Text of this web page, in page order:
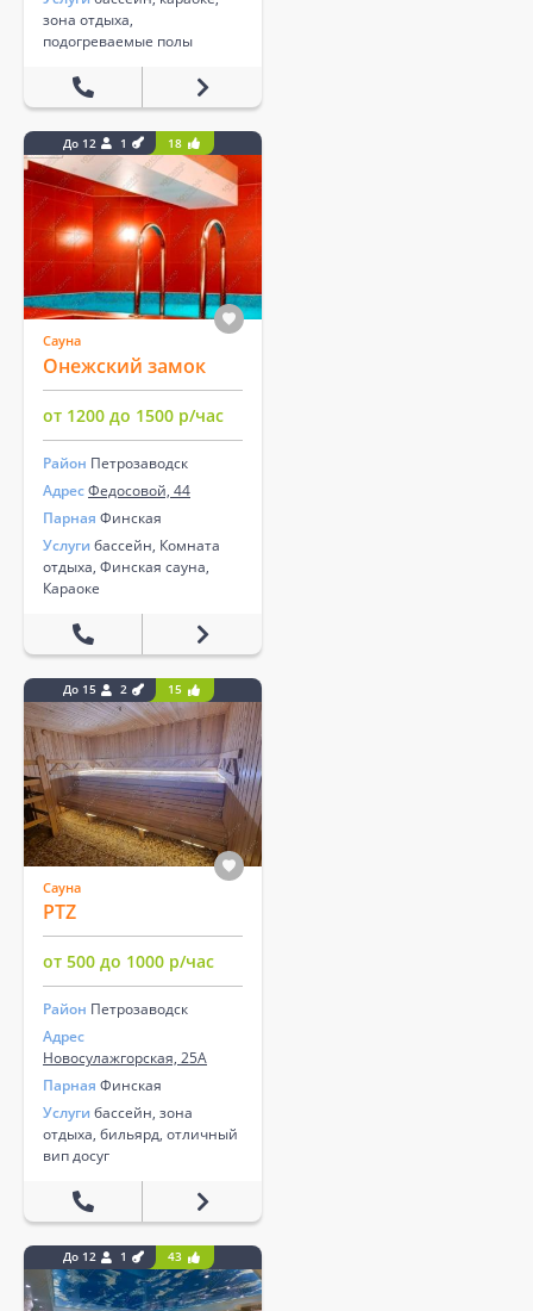
зона отдыха,
подогреваемые полы
До 12 1 18
Сауна
Онежский замок
от 1200 до 1500 р/час
Район Петрозаводск
АдресФедосовой, 44
Парная Финская
Услуги бассейн, Комната
отдыха, Финская сауна,
Караоке
До 15 2 15
Сауна
PTZ
от 500 до 1000 р/час
Район Петрозаводск
Адрес
Новосулажгорская, 25А
Парная Финская
Услуги бассейн, зона
отдыха, бильярд, отличный
вип досуг
До 12 1 43